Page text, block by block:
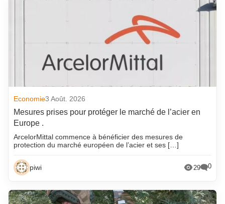
Economie3 Août. 2026
Mesures prises pour protéger le marché de l’acier en
Europe .
ArcelorMittal commence à bénéficier des mesures de
protection du marché européen de l’acier et ses […]
piwi 29 0